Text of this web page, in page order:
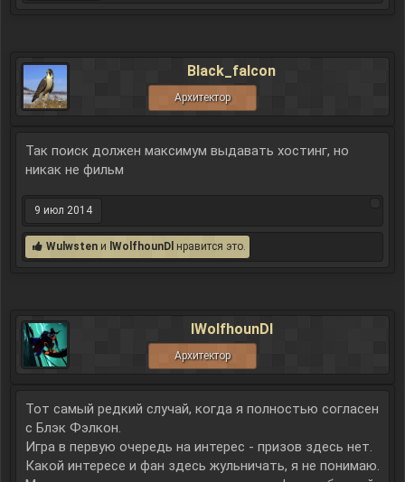
Black_falcon
Архитектор
Так поиск должен максимум выдавать хостинг, но
никак не фильм
9 июл 2014
Wulwsten и lWolfhounDl нравится это.
lWolfhounDl
Архитектор
Тот самый редкий случай, когда я полностью согласен
с Блэк Фэлкон.
Игра в первую очередь на интерес - призов здесь нет.
Какой интересе и фан здесь жульничать, я не понимаю.